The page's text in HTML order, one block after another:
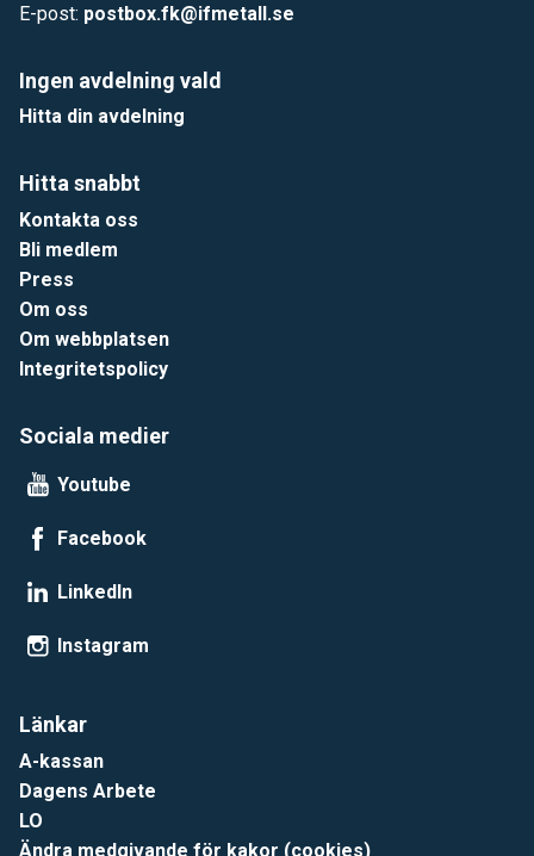
E-post: postbox.fk@ifmetall.se
Ingen avdelning vald
Hitta din avdelning
Hitta snabbt
Kontakta oss
Bli medlem
Press
Om oss
Om webbplatsen
Integritetspolicy
Sociala medier
Youtube
Facebook
LinkedIn
Instagram
Länkar
A-kassan
Dagens Arbete
LO
Ändra medgivande för kakor (cookies)